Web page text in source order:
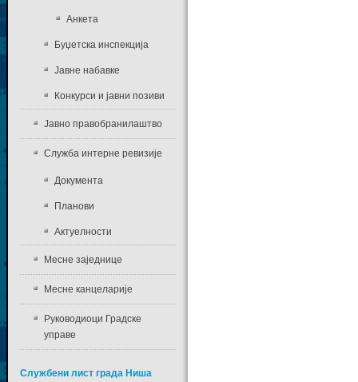
Анкета
Буџетска инспекција
Јавне набавке
Конкурси и јавни позиви
Јавно правобранилаштво
Служба интерне ревизије
Документа
Планови
Актуелности
Месне заједнице
Месне канцеларије
Руководиоци Градске
управе
Службени лист града Ниша